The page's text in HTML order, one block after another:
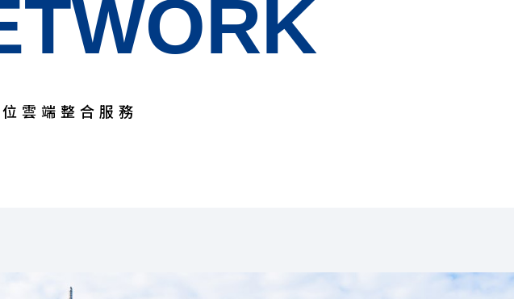
雲端整合服務